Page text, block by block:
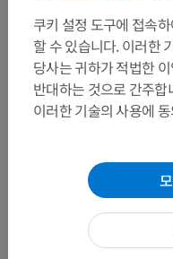
인체> 통합계통> 심
빗장밑동맥> 척추동맥
하위 구조:이 부위는 하
인체 해부학 1
인체 신경 해부학
쿠키 설정 도구에 접속
할 수 있습니다. 이러한
당사는 귀하가 적법한
반대하는 것으로 간주
이러한 기술의 사용에